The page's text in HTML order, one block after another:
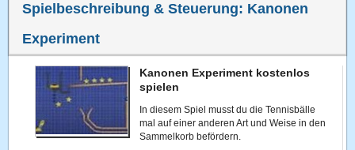
Spielbeschreibung & Steuerung: Kanonen
Experiment
Kanonen Experiment kostenlos
spielen
In diesem Spiel musst du die Tennisbälle
mal auf einer anderen Art und Weise in den
Sammelkorb befördern.